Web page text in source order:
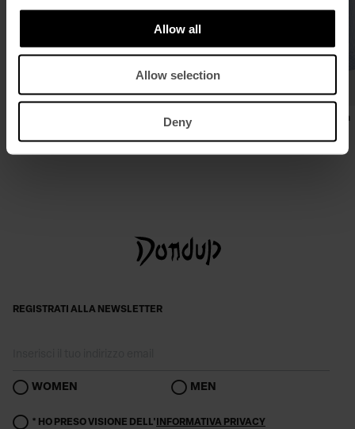
Allow all
Allow selection
Deny
Blazer doppiopetto slim in gabardina
€ 507,00
€ 780,00
Camicia loose in viscosa rigata
REGISTRATI ALLA NEWSLETTER
WOMEN MEN
* HO PRESO VISIONE DELL' INFORMATIVA PRIVACY